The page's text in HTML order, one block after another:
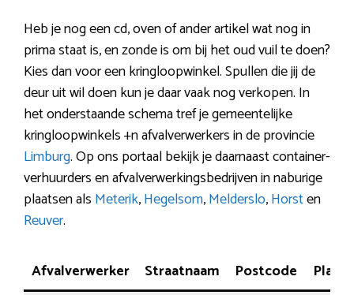
Heb je nog een cd, oven of ander artikel wat nog in
prima staat is, en zonde is om bij het oud vuil te doen?
Kies dan voor een kringloopwinkel. Spullen die jij de
deur uit wil doen kun je daar vaak nog verkopen. In
het onderstaande schema tref je gemeentelijke
kringloopwinkels +n afvalverwerkers in de provincie
Limburg. Op ons portaal bekijk je daarnaast container-
verhuurders en afvalverwerkingsbedrijven in naburige
plaatsen als Meterik,Hegelsom,Melderslo,Horsten
Reuver.
Afvalverwerker Straatnaam Postcode Plaats